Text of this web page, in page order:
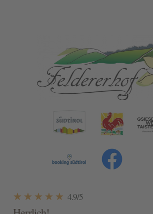
☆ ☆ ☆ ☆ ☆ 4.9/5